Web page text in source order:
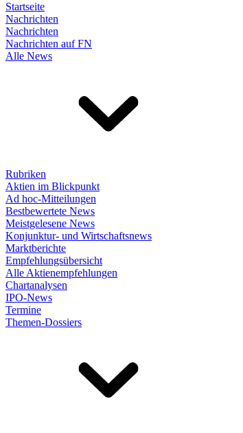
Startseite
Nachrichten
Nachrichten
Nachrichten auf FN
Alle News
Rubriken
Aktien im Blickpunkt
Ad hoc-Mitteilungen
Bestbewertete News
Meistgelesene News
Konjunktur- und Wirtschaftsnews
Marktberichte
Empfehlungsübersicht
Alle Aktienempfehlungen
Chartanalysen
IPO-News
Termine
Themen-Dossiers